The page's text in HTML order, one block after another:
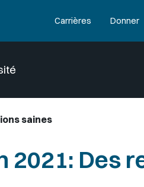
Carrières Donner
saines
2021: Des